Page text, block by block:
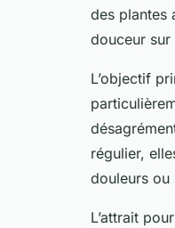
des plantes
douceur sur
L’objectif
régulier,
douleurs ou
L’attrait